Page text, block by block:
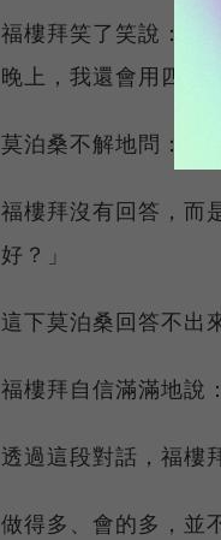
福樓拜笑了笑說：「
晚上，我還會用四個
莫泊桑不解地問：「
福樓拜沒有回答，而
好？」
這下莫泊桑回答不出
福樓拜自信滿滿地說
透過這段對話，福樓
做得多、會的多，並